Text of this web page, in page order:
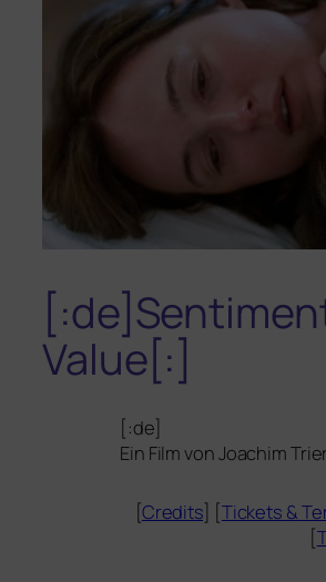
Value[:]
[:de]
Ein Film von Joachim
[Credits] [Tickets &
[